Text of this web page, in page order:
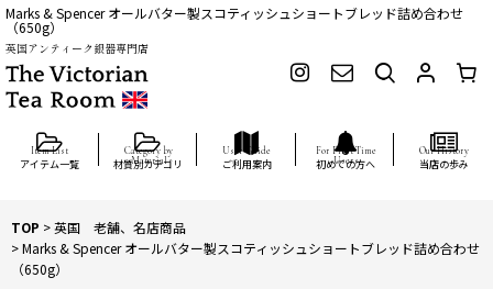
Marks & Spencer オールバター製スコティッシュショートブレッド詰め合わせ
（650g）
英国アンティーク銀器専門店
アイテム一覧 材質別カテゴリ ご利用案内 初めての方へ 当店の歩み
TOP >英国 老舗、名店商品
>Marks & Spencer オールバター製スコティッシュショートブレッド詰め合わせ
（650g）